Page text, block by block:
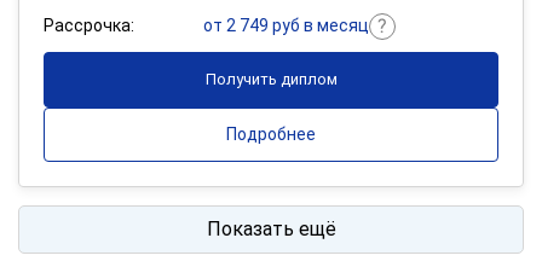
Рассрочка:
от 2 749 руб в месяц
Получить диплом
Подробнее
Показать ещё